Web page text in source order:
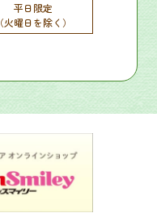
平日限定
（火曜日を除く）